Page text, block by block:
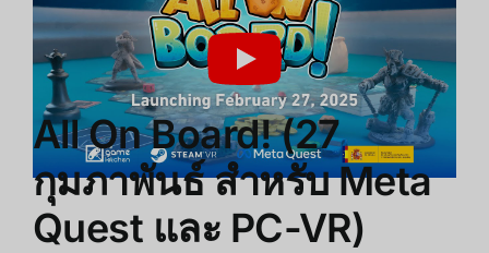
All On Board! (27
กุมภาพันธ์ สำหรับ Meta
Quest และ PC-VR)